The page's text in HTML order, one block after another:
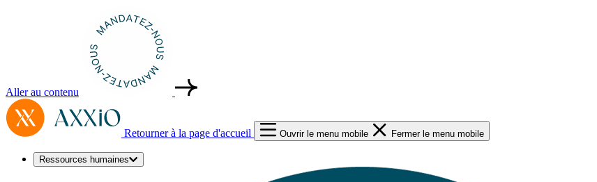
Aller au contenu
Retourner à la page d'accueil Ouvrir le menu mobile Fermer le menu mobile
Ressources humaines